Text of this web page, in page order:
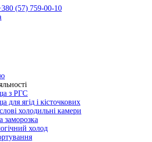
(57) 759-00-10
з РГС
для ягід і кісточкових
холодильні камери
заморозка
холод